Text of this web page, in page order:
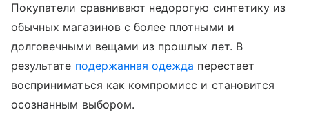
Покупатели сравнивают недорогую синтетику из
обычных магазинов с более плотными и
долговечными вещами из прошлых лет. В
результате подержанная одежда перестает
восприниматься как компромисс и становится
осознанным выбором.